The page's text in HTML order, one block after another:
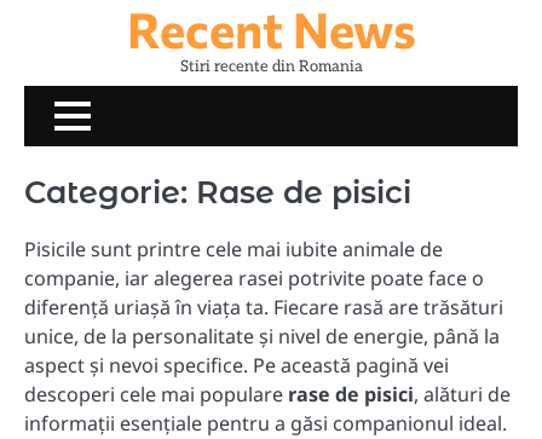
Recent News
Stiri recente din Romania
Categorie: Rase de pisici
Pisicile sunt printre cele mai iubite animale de
companie, iar alegerea rasei potrivite poate face o
diferență uriașă în viața ta. Fiecare rasă are trăsături
unice, de la personalitate și nivel de energie, până la
aspect și nevoi specifice. Pe această pagină vei
descoperi cele mai populare rase de pisici, alături de
informații esențiale pentru a găsi companionul ideal.